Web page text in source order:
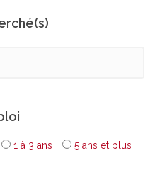
1 à 3 ans 5 ans et plus